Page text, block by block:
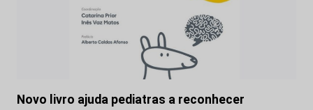
Novo livro ajuda pediatras a reconhecer